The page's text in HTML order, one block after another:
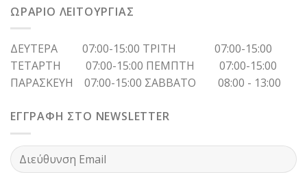
ΩΡΑΡΙΟ ΛΕΙΤΟΥΡΓΙΑΣ
ΔΕΥΤΕΡΑ 07:00-15:00 ΤΡΙΤΗ 07:00-15:00
ΤΕΤΑΡΤΗ 07:00-15:00 ΠΕΜΠΤΗ 07:00-15:00
ΠΑΡΑΣΚΕΥΗ 07:00-15:00 ΣΑΒΒΑΤΟ 08:00 - 13:00
ΕΓΓΡΑΦΗ ΣΤΟ NEWSLETTER